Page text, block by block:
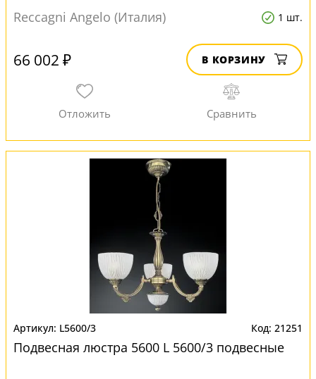
Reccagni Angelo (Италия) 1 шт.
66 002 ₽ В КОРЗИНУ
L5600/3 21251
Подвесная люстра 5600 L 5600/3 подвесные